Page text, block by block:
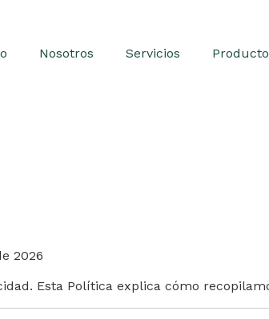
Nosotros Servicios
2026
Esta Política explica cómo